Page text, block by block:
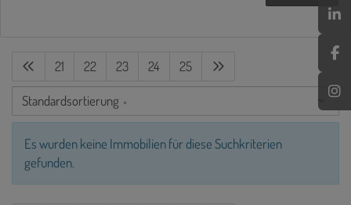
21 22 23 24 25
Standardsortierung ×
Es wurden keine Immobilien für diese Suchkriterien
gefunden.